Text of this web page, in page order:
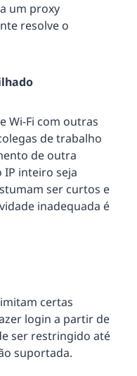
um proxy
resolve o
Wi-Fi com outras
de trabalho
de outra
IP inteiro seja
ser curtos e
inadequada é
certas
login a partir de
ser restringido até
suportada.